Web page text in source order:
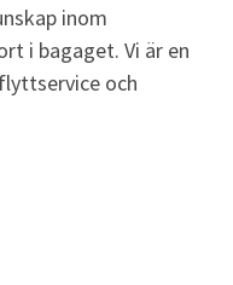
inom
i bagaget. Vi är en
och